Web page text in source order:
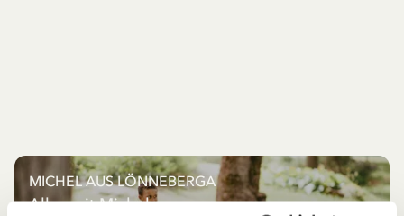
MICHEL AUS LÖNNEBERGA
Alles mit Michel